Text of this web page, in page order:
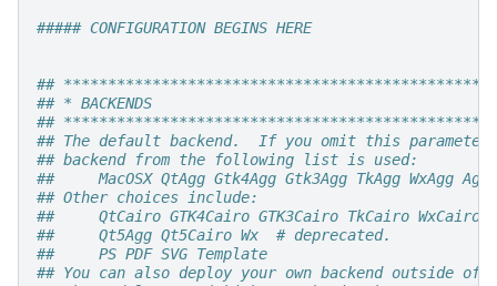
##### CONFIGURATION BEGINS HERE
##
## * BACKENDS
##
## The default backend.  If you omit this
## backend from the following list is used:
##     MacOSX QtAgg Gtk4Agg Gtk3Agg TkAgg WxAgg Agg
## Other choices include:
##     QtCairo GTK4Cairo GTK3Cairo TkCairo WxCairo
##     Qt5Agg Qt5Cairo Wx  # deprecated.
##     PS PDF SVG Template
## You can also deploy your own backend outside